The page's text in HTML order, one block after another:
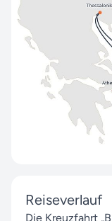
Reiseverlauf
Die Kreuzfahrt